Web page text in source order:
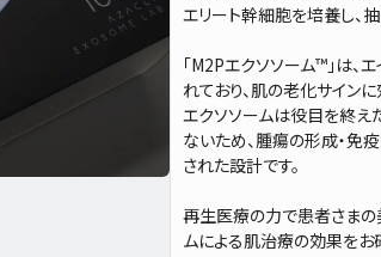
エリート幹細胞を培養し、
「M2Pエクソソーム™」は
れており、肌の老化サイン
エクソソームは役目を終え
ないため、腫瘍の形成・免
された設計です。
再生医療の力で患者さまの
ムによる肌治療の効果をお